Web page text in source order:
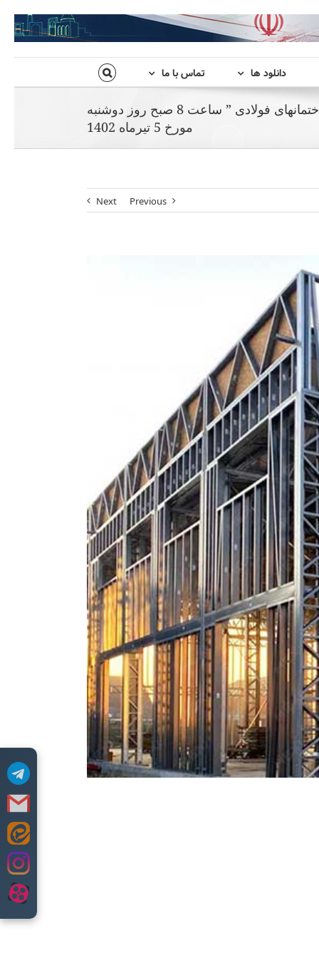
دانلود ها تماس با ما
شروع دوره آموزشی” اجرای ساختمانهای فولادی ” ساعت 8 صبح روز دوشنبه
مورخ 5 تیرماه 1402
Previous
Next